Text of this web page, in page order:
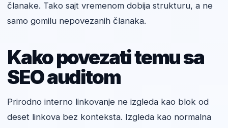
članake. Tako sajt vremenom dobija strukturu, a ne
samo gomilu nepovezanih članaka.
Kako povezati temu sa
SEO auditom
Prirodno interno linkovanje ne izgleda kao blok od
deset linkova bez konteksta. Izgleda kao normalna